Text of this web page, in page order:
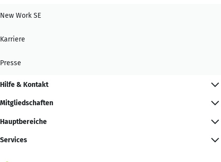
New Work SE
Karriere
Presse
Hilfe & Kontakt
Mitgliedschaften
Hauptbereiche
Services